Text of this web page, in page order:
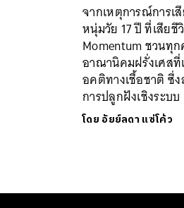
จากเหตุการณ์การเ
หนุ่มวัย 17 ปี ที่เสียชี
Momentum ชวนทุ
อาณานิคมฝรั่งเศสที่
อคติทางเชื้อชาติ ซึ่
การปลูกฝังเชิงระบบ
โดย อัยย์ลดา แซ่โค้ว